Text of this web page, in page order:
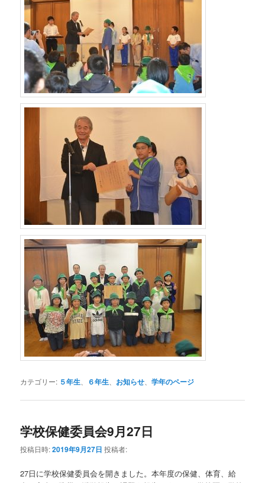
カテゴリー: ５年生、 ６年生、 お知らせ、学年のページ
学校保健委員会9月27日
投稿日時:2019年9月27日 投稿者:
27日に学校保健委員会を開きました。本年度の保健、体育、給